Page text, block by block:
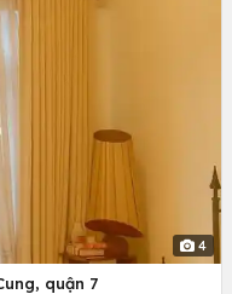
4
quận 7